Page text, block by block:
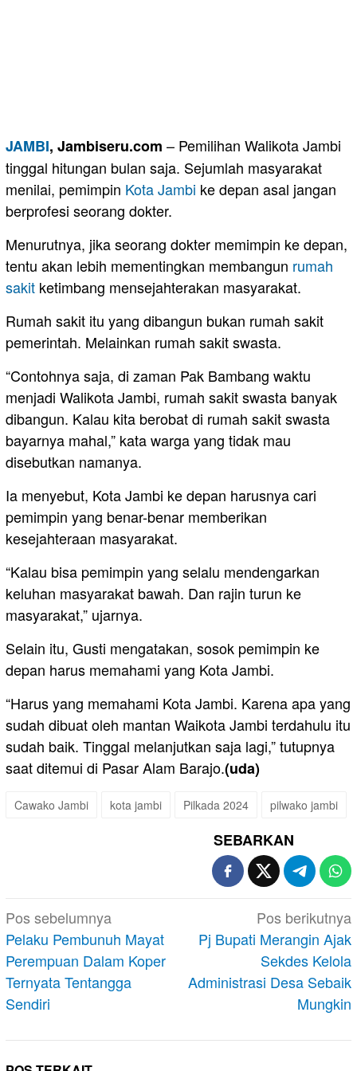
JAMBI, Jambiseru.com – Pemilihan Walikota Jambi
tinggal hitungan bulan saja. Sejumlah masyarakat
menilai, pemimpin Kota Jambi ke depan asal jangan
berprofesi seorang dokter.
Menurutnya, jika seorang dokter memimpin ke depan,
tentu akan lebih mementingkan membangun rumah
sakit ketimbang mensejahterakan masyarakat.
Rumah sakit itu yang dibangun bukan rumah sakit
pemerintah. Melainkan rumah sakit swasta.
“Contohnya saja, di zaman Pak Bambang waktu
menjadi Walikota Jambi, rumah sakit swasta banyak
dibangun. Kalau kita berobat di rumah sakit swasta
bayarnya mahal,” kata warga yang tidak mau
disebutkan namanya.
Ia menyebut, Kota Jambi ke depan harusnya cari
pemimpin yang benar-benar memberikan
kesejahteraan masyarakat.
“Kalau bisa pemimpin yang selalu mendengarkan
keluhan masyarakat bawah. Dan rajin turun ke
masyarakat,” ujarnya.
Selain itu, Gusti mengatakan, sosok pemimpin ke
depan harus memahami yang Kota Jambi.
“Harus yang memahami Kota Jambi. Karena apa yang
sudah dibuat oleh mantan Waikota Jambi terdahulu itu
sudah baik. Tinggal melanjutkan saja lagi,” tutupnya
saat ditemui di Pasar Alam Barajo.(uda)
Cawako Jambi kota jambi Pilkada 2024 pilwako jambi
SEBARKAN
Navigasi
pos
Pos sebelumnya
Pelaku Pembunuh Mayat
Perempuan Dalam Koper
Ternyata Tentangga
Sendiri
Pos berikutnya
Pj Bupati Merangin Ajak
Sekdes Kelola
Administrasi Desa Sebaik
Mungkin